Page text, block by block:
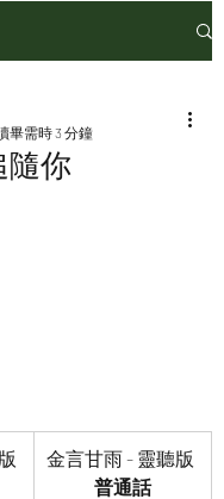
隨你
畢需時 3 分鐘
最高為 5 顆星）。
金言甘雨 - 靈聽版
普通話